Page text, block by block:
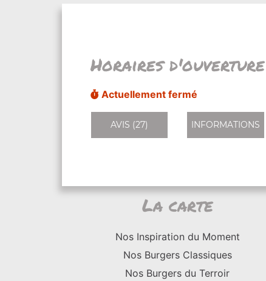
Horaires d'ouverture
Actuellement fermé
AVIS (27) INFORMATIONS
La carte
Nos Inspiration du Moment
Nos Burgers Classiques
Nos Burgers du Terroir